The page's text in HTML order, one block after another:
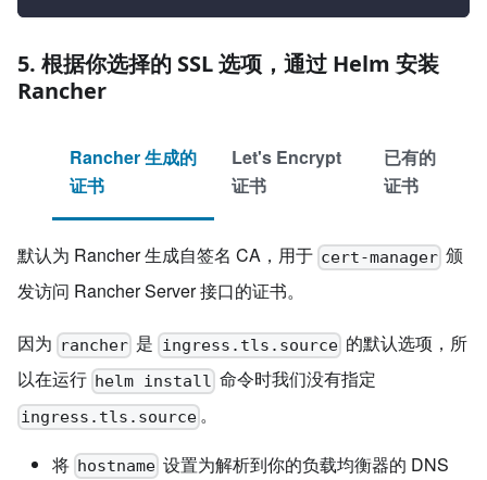
5. 根据你选择的 SSL 选项，通过 Helm 安装
Rancher
Rancher 生成的
证书
Let's Encrypt
证书
已有的
证书
默认为 Rancher 生成自签名 CA，用于 cert-manager 颁
发访问 Rancher Server 接口的证书。
因为 rancher 是 ingress.tls.source的默认选项，所
以在运行 helm install 命令时我们没有指定
ingress.tls.source 。
将 hostname 设置为解析到你的负载均衡器的 DNS